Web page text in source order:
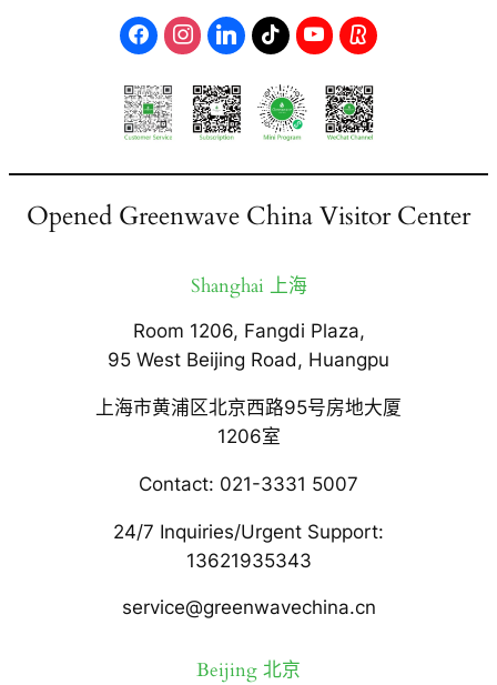
Opened Greenwave China Visitor Center
Shanghai 上海
Room 1206, Fangdi Plaza,
95 West Beijing Road, Huangpu
上海市黄浦区北京西路95号房地大厦
1206室
Contact: 021-3331 5007
24/7 Inquiries/Urgent Support:
13621935343
service@greenwavechina.cn
Beijing 北京